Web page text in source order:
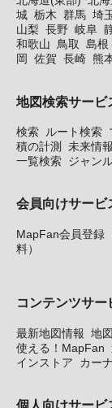
城 栃木 群馬 埼
山梨 長野 岐阜
和歌山 鳥取 島根
岡
佐賀 長崎 熊
地図検索サービ
検索 ルート検索
積の計測
未来情
一覧検索 ジャン
会員向けサービ
MapFan会員登録
料）
コンテンツサー
最新地図情報 地
使える！MapFan
インストア
カー
個人向けサービ